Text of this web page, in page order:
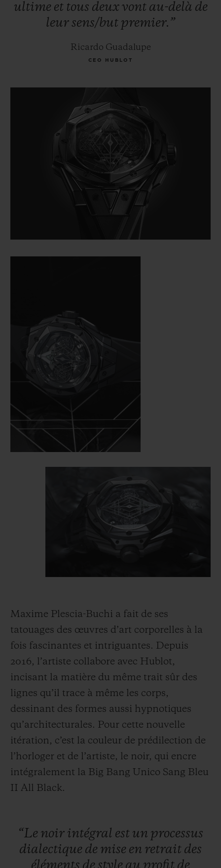
ultime et tous deuxvont au-delà de
leursens/but premier.”
Ricardo Guadalupe
CEO HUBLOT
Maxime Plescia-Buchi a fait de ses
tatouages des œuvres d’art corporelles à la
fois fascinantes et intriguantes. Depuis
2016, l’artiste collabore avec Hublot,
incisant la matière du même trait sûr des
lignes qu’il trace à même les corps,
dessinant des formes aussi hypnotiques
qu’architecturales. Pour cette nouvelle
itération, c’est la couleur de prédilection de
l’horloger et de l’artiste, le noir, qui encre
intégralement la Big Bang Unico Sang Bleu
II All Black.
“Le noir intégral est un processus
dialectique de mise en retrait des
éléments de style au profit de